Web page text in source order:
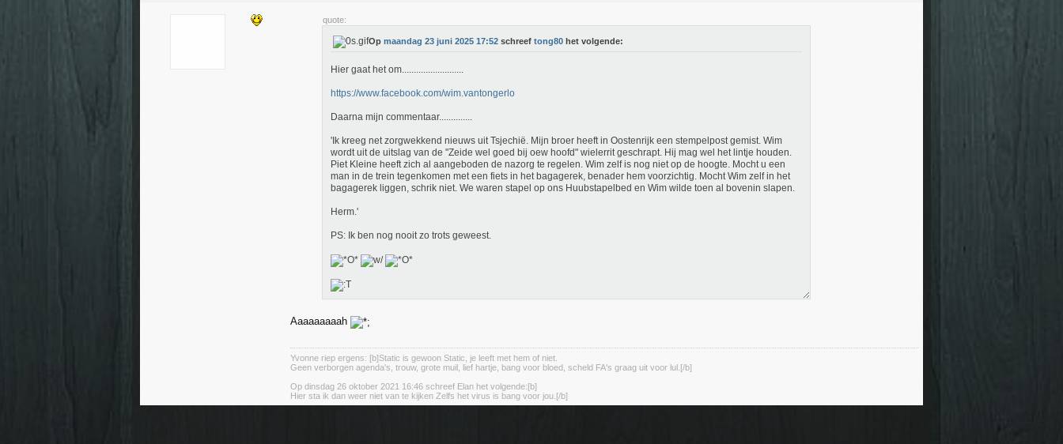
quote:
Op maandag 23 juni 2025 17:52 schreef tong80 het volgende:
Hier gaat het om..........................
https://www.facebook.com/wim.vantongerlo
Daarna mijn commentaar..............
'Ik kreeg net zorgwekkend nieuws uit Tsjechië. Mijn broer heeft in Oostenrijk een stempelpost gemist. Wim
wordt uit de uitslag van de "Zeide wel goed bij oew hoofd" wielerrit geschrapt. Hij mag wel het lintje houden.
Piet Kleine heeft zich al aangeboden de nazorg te regelen. Wim zelf is nog niet op de hoogte. Mocht u een
man in de trein tegenkomen met een fiets in het bagagerek, benader hem voorzichtig. Mocht Wim zelf in het
bagagerek liggen, schrik niet. We waren stapel op ons Huubstapelbed en Wim wilde toen al bovenin slapen.
Herm.'
PS: Ik ben nog nooit zo trots geweest.
Aaaaaaaaah
Yvonne riep ergens: [b]Static is gewoon Static, je leeft met hem of niet.
Geen verborgen agenda's, trouw, grote muil, lief hartje, bang voor bloed, scheld FA's graag uit voor lul.[/b]
Op dinsdag 26 oktober 2021 16:46 schreef Elan het volgende:[b]
Hier sta ik dan weer niet van te kijken Zelfs het virus is bang voor jou.[/b]